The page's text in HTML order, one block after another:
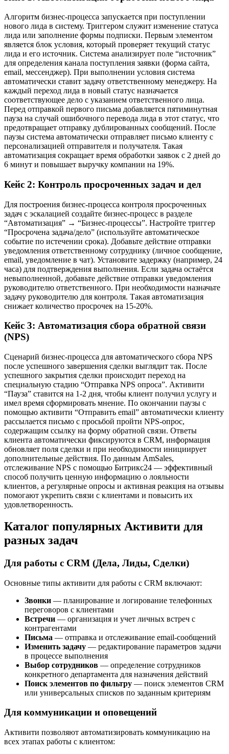
Алгоритм бизнес-процесса запускается при поступлении
нового лида в систему. Триггером служит изменение статуса
лида или заполнение формы подписки. Первым элементом
является блок условия, который проверяет текущий статус
лида и его источник. Система анализирует поле “источник”
для определения канала поступления заявки (форма сайта,
email, мессенджер). При выполнении условия система
автоматически ставит задачу ответственному менеджеру. На
каждый переход лида в новый статус назначается
соответствующее дело с указанием ответственного лица.
Перед отправкой первого письма добавляется пятиминутная
пауза на случай ошибочного перевода лида в этот статус, что
предотвращает отправку дублированных сообщений. После
паузы система автоматически отправляет письмо клиенту с
персонализацией отправителя и получателя. Такая
автоматизация сокращает время обработки заявок с 2 дней до
6 минут и повышает выручку компании на 19%.
Кейс 2: Контроль просроченных задач и дел
Для построения бизнес-процесса контроля просроченных
задач с эскалацией создайте бизнес-процесс в разделе
“Автоматизация” → “Бизнес-процессы”. Настройте триггер
“Просрочена задача/дело” (используйте автоматическое
событие по истечении срока). Добавьте действие отправки
уведомления ответственному сотруднику (личное сообщение,
email, уведомление в чат). Установите задержку (например, 24
часа) для подтверждения выполнения. Если задача остаётся
невыполненной, добавьте действие отправки уведомления
руководителю ответственного. При необходимости назначьте
задачу руководителю для контроля. Такая автоматизация
снижает количество просрочек на 15-20%.
Кейс 3: Автоматизация сбора обратной связи
(NPS)
Сценарий бизнес-процесса для автоматического сбора NPS
после успешного завершения сделки выглядит так. После
успешного закрытия сделки происходит переход на
специальную стадию “Отправка NPS опроса”. Активити
“Пауза” ставится на 1-2 дня, чтобы клиент получил услугу и
имел время сформировать мнение. По окончании паузы с
помощью активити “Отправить email” автоматически клиенту
рассылается письмо с просьбой пройти NPS-опрос,
содержащим ссылку на форму обратной связи. Ответы
клиента автоматически фиксируются в CRM, информация
обновляет поля сделки и при необходимости инициирует
дополнительные действия. По данным AmSales,
отслеживание NPS с помощью Битрикс24 — эффективный
способ получить ценную информацию о лояльности
клиентов, а регулярные опросы и активная реакция на отзывы
помогают укрепить связи с клиентами и повысить их
удовлетворенность.
Каталог популярных Активити для
разных задач
Для работы с CRM (Дела, Лиды, Сделки)
Основные типы активити для работы с CRM включают:
Звонки — планирование и логирование телефонных
переговоров с клиентами
Встречи — организация и учет личных встреч с
контрагентами
Письма — отправка и отслеживание email-сообщений
Изменить задачу — редактирование параметров задачи
в процессе выполнения
Выбор сотрудников — определение сотрудников
конкретного департамента для назначения действий
Поиск элементов по фильтру — поиск элементов CRM
или универсальных списков по заданным критериям
Для коммуникации и оповещений
Активити позволяют автоматизировать коммуникацию на
всех этапах работы с клиентом: